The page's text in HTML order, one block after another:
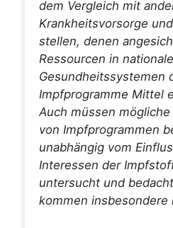
dem Vergleich mit
Krankheitsvorsorge
stellen, denen
Ressourcen in
Gesundheitssystemen
Impfprogramme Mittel
Auch müssen
von Impfprogrammen
unabhängig vom
Interessen der
untersucht und
kommen insbesondere